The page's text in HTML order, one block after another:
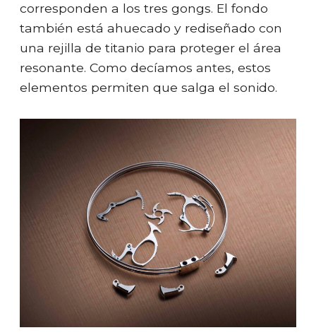
corresponden a los tres gongs. El fondo
también está ahuecado y rediseñado con
una rejilla de titanio para proteger el área
resonante. Como decíamos antes, estos
elementos permiten que salga el sonido.